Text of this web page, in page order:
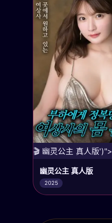
🎬 幽灵公主 真人版')">
幽灵公主 真人版
2025